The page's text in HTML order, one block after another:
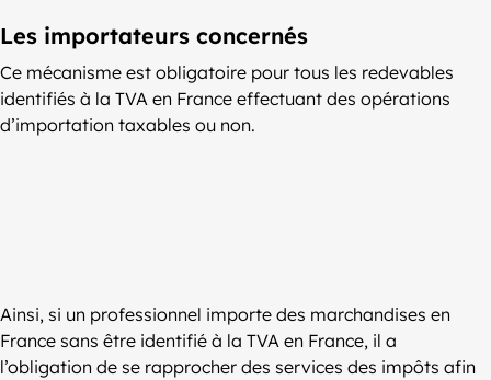
Les importateurs concernés
Ce mécanisme est obligatoire pour tous les redevables
identifiés à la TVA en France effectuant des opérations
d’importation taxables ou non.
Ainsi, si un professionnel importe des marchandises en
France sans être identifié à la TVA en France, il a
l’obligation de se rapprocher des services des impôts afin